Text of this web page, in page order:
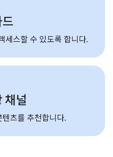
세스할 수 있도록 합니다.
채널
츠를 추천합니다.